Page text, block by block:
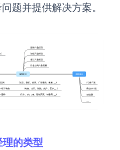
AI生成平衡计分卡
AI生成胜任力模型
AI生成价值链
智能创作
AI生成图片
题并提供解决方案。
理的类型